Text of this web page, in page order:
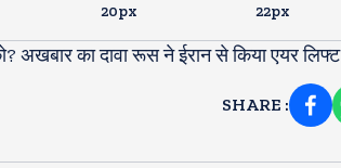
20px 22px
अखबार का दावा रूस ने ईरान से किया एयर लिफ्ट
SHARE :